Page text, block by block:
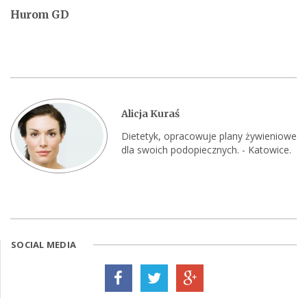
Hurom GD
Alicja Kuraś
Dietetyk, opracowuje plany żywieniowe
dla swoich podopiecznych. - Katowice.
SOCIAL MEDIA